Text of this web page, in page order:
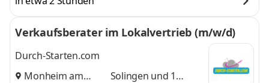
Verkaufsberater im Lokalvertrieb (m/w/d)
Durch-Starten.com
Monheim am
Solingen und 1